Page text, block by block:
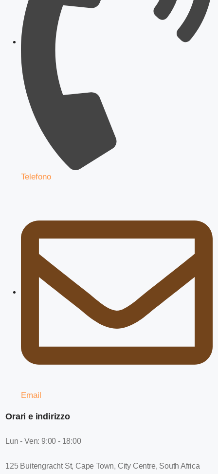
Telefono
Email
Orari e indirizzo
Lun - Ven: 9:00 - 18:00
125 Buitengracht St, Cape Town, City Centre, South Africa